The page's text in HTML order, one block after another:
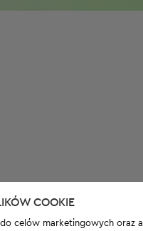
COOKIE
celów marketingowych oraz